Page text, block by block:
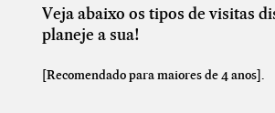
Veja abaixo os tipos de visitas
planeje a sua!
[Recomendado para maiores de 4 anos].